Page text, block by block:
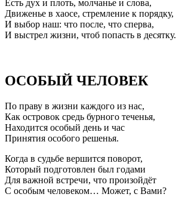
Есть дух и плоть, молчанье и слова,
Движенье в хаосе, стремление к порядку,
И выбор наш: что после, что сперва,
И выстрел жизни, чтоб попасть в десятку.
ОСОБЫЙ ЧЕЛОВЕК
По праву в жизни каждого из нас,
Как островок средь бурного теченья,
Находится особый день и час
Принятия особого решенья.
Когда в судьбе вершится поворот,
Который подготовлен был годами
Для важной встречи, что произойдёт
С особым человеком… Может, с Вами?